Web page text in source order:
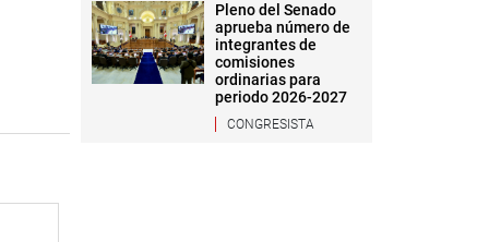
Pleno del Senado
aprueba número de
integrantes de
comisiones
ordinarias para
periodo 2026-2027
CONGRESISTA